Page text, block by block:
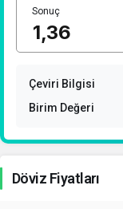
Sonuç
Çeviri Bilgisi
Birim Değeri
Döviz Fiyatları